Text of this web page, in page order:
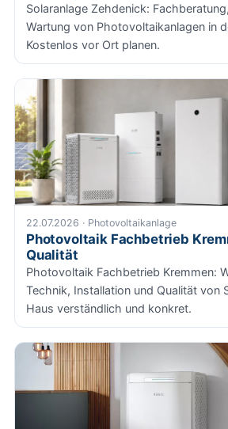
Solaranlage Zehdenick:
Wartung von Photovoltaikanlagen in
Kostenlos vor Ort planen.
22.07.2026 · Photovoltaikanlage
Photovoltaik Fachbetrieb
Qualität
Photovoltaik Fachbetrieb Kremmen:
Technik, Installation und Qualität von
Haus verständlich und konkret.